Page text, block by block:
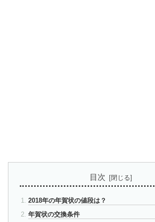
目次
2018年の年賀状の値段は？
年賀状の交換条件